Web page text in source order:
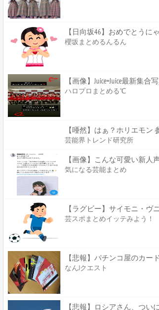
【日向坂46】おめでとうに
櫻坂まとめるんるん
【画像】Juice=Juice最
ハロプロまとめる℃
【唖然】はぁ？ホリエモン
芸能界トレンド研究所
【画像】こんな可愛い新人
気になる芸能まとめ
【ラグビー】サイモニ・
芸スポまとめイッテみよう！
【悲報】パチンコ屋のカー
なんJクエスト
【悲報】ロシアさん、つい